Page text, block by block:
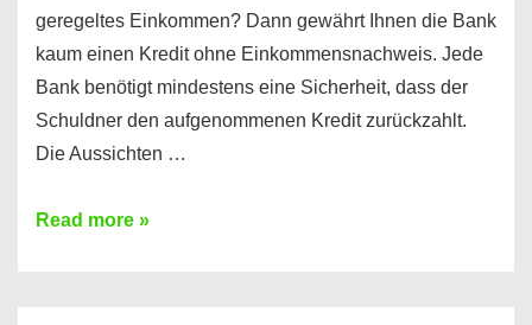
geregeltes Einkommen? Dann gewährt Ihnen die Bank
kaum einen Kredit ohne Einkommensnachweis. Jede
Bank benötigt mindestens eine Sicherheit, dass der
Schuldner den aufgenommenen Kredit zurückzahlt.
Die Aussichten …
Mit
Read more »